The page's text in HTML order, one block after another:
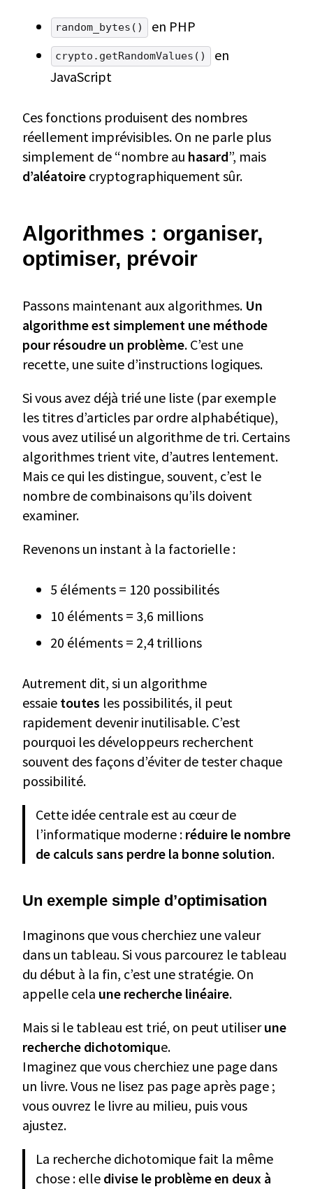
random_bytes() en PHP
crypto.getRandomValues()
en
JavaScript
Ces fonctions produisent des nombres
réellement imprévisibles. On ne parle plus
simplement de “nombre au hasard”, mais
d’aléatoire cryptographiquement sûr.
Algorithmes : organiser,
optimiser, prévoir
Passons maintenant aux algorithmes. Un
algorithme est simplement une méthode
pour résoudre un problème. C’est une
recette, une suite d’instructions logiques.
Si vous avez déjà trié une liste (par exemple
les titres d’articles par ordre alphabétique),
vous avez utilisé un algorithme de tri. Certains
algorithmes trient vite, d’autres lentement.
Mais ce qui les distingue, souvent, c’est le
nombre de combinaisons qu’ils doivent
examiner.
Revenons un instant à la factorielle :
5 éléments = 120 possibilités
10 éléments = 3,6 millions
20 éléments = 2,4 trillions
Autrement dit, si un algorithme
essaie toutes les possibilités, il peut
rapidement devenir inutilisable. C’est
pourquoi les développeurs recherchent
souvent des façons d’éviter de tester chaque
possibilité.
Cette idée centrale est au cœur de
l’informatique moderne :réduire le nombre
de calculs sans perdre la bonne solution.
Un exemple simple d’optimisation
Imaginons que vous cherchiez une valeur
dans un tableau. Si vous parcourez le tableau
du début à la fin, c’est une stratégie. On
appelle cela une recherche linéaire.
Mais si le tableau est trié, on peut utiliserune
recherche dichotomique.
Imaginez que vous cherchiez une page dans
un livre. Vous ne lisez pas page après page ;
vous ouvrez le livre au milieu, puis vous
ajustez.
La recherche dichotomique fait la même
chose : elle divise le problème en deux à